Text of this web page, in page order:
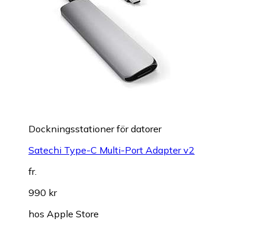
Dockningsstationer för datorer
Satechi Type-C Multi-Port Adapter v2
fr.
990 kr
hos Apple Store